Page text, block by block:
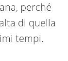
perché
di quella
tempi.